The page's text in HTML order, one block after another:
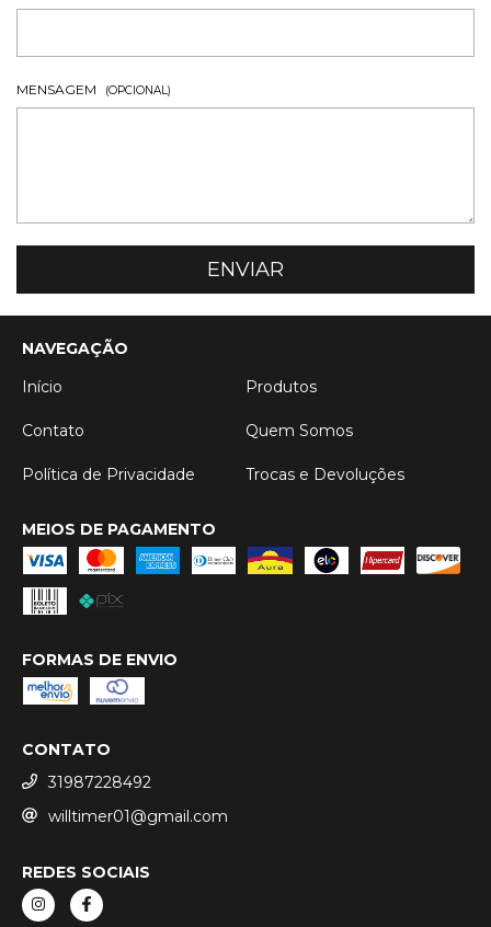
MENSAGEM (OPCIONAL)
NAVEGAÇÃO
Início
Produtos
Contato Quem Somos
Política de Privacidade Trocas e Devoluções
MEIOS DE PAGAMENTO
FORMAS DE ENVIO
CONTATO
31987228492
willtimer01@gmail.com
REDES SOCIAIS